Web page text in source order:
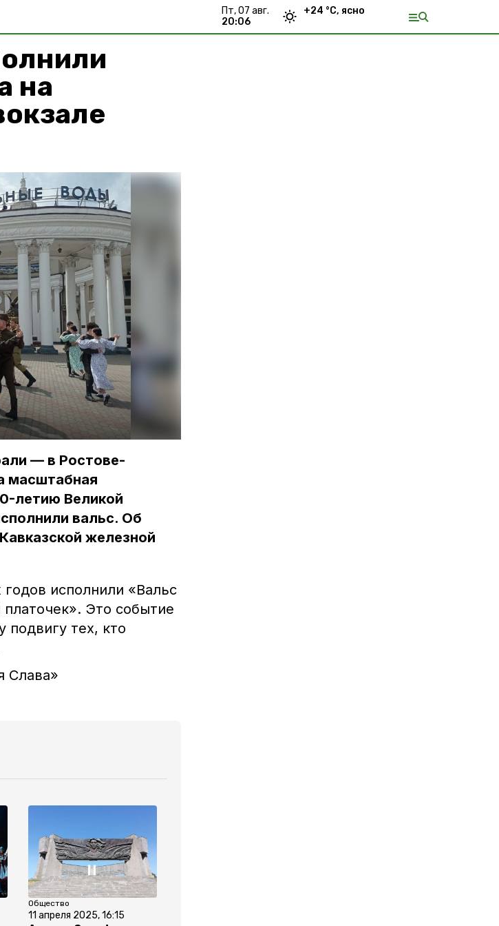
пт, 07 авг.
20:06
+24 °С, ясно
на
— в Ростове-
масштабная
летию Великой
вальс. Об
железной
исполнили «Вальс
Это событие
подвигу тех, кто
Слава»
Общество
11 апреля 2025, 16:15